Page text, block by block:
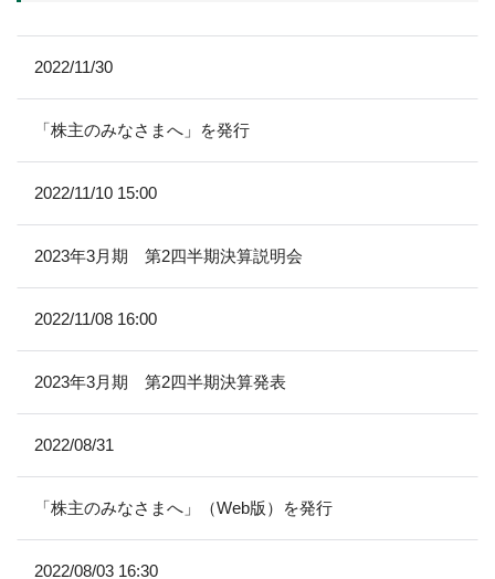
2022/11/30
「株主のみなさまへ」を発行
2022/11/10 15:00
2023年3月期 第2四半期決算説明会
2022/11/08 16:00
2023年3月期 第2四半期決算発表
2022/08/31
「株主のみなさまへ」（Web版）を発行
2022/08/03 16:30